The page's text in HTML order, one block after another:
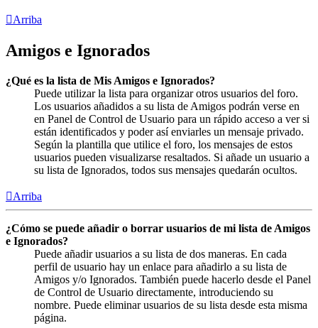
Arriba
Amigos e Ignorados
¿Qué es la lista de Mis Amigos e Ignorados?
Puede utilizar la lista para organizar otros usuarios del foro.
Los usuarios añadidos a su lista de Amigos podrán verse en
en Panel de Control de Usuario para un rápido acceso a ver si
están identificados y poder así enviarles un mensaje privado.
Según la plantilla que utilice el foro, los mensajes de estos
usuarios pueden visualizarse resaltados. Si añade un usuario a
su lista de Ignorados, todos sus mensajes quedarán ocultos.
Arriba
¿Cómo se puede añadir o borrar usuarios de mi lista de Amigos
e Ignorados?
Puede añadir usuarios a su lista de dos maneras. En cada
perfil de usuario hay un enlace para añadirlo a su lista de
Amigos y/o Ignorados. También puede hacerlo desde el Panel
de Control de Usuario directamente, introduciendo su
nombre. Puede eliminar usuarios de su lista desde esta misma
página.